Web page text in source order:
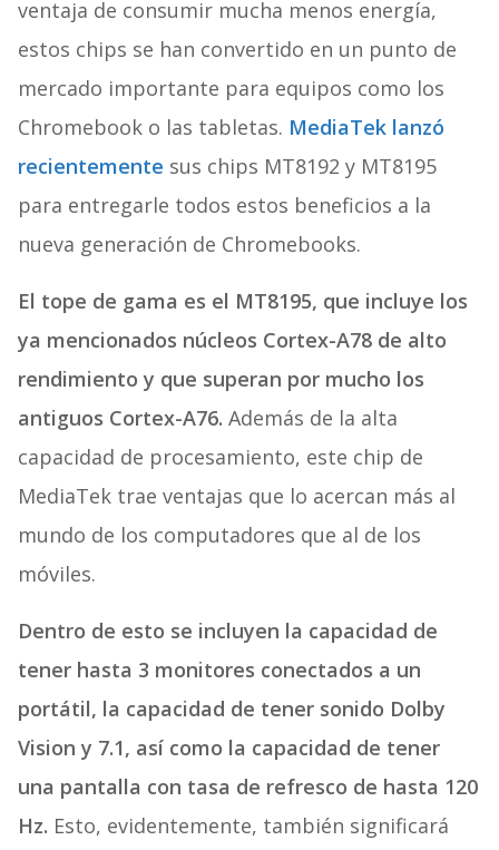
ventaja de consumir mucha menos energía,
estos chips se han convertido en un punto de
mercado importante para equipos como los
Chromebook o las tabletas. MediaTek lanzó
recientemente sus chips MT8192 y MT8195
para entregarle todos estos beneficios a la
nueva generación de Chromebooks.
El tope de gama es el MT8195, que incluye los
ya mencionados núcleos Cortex-A78 de alto
rendimiento y que superan por mucho los
antiguos Cortex-A76. Además de la alta
capacidad de procesamiento, este chip de
MediaTek trae ventajas que lo acercan más al
mundo de los computadores que al de los
móviles.
Dentro de esto se incluyen la capacidad de
tener hasta 3 monitores conectados a un
portátil, la capacidad de tener sonido Dolby
Vision y 7.1, así como la capacidad de tener
una pantalla con tasa de refresco de hasta 120
Hz. Esto, evidentemente, también significará